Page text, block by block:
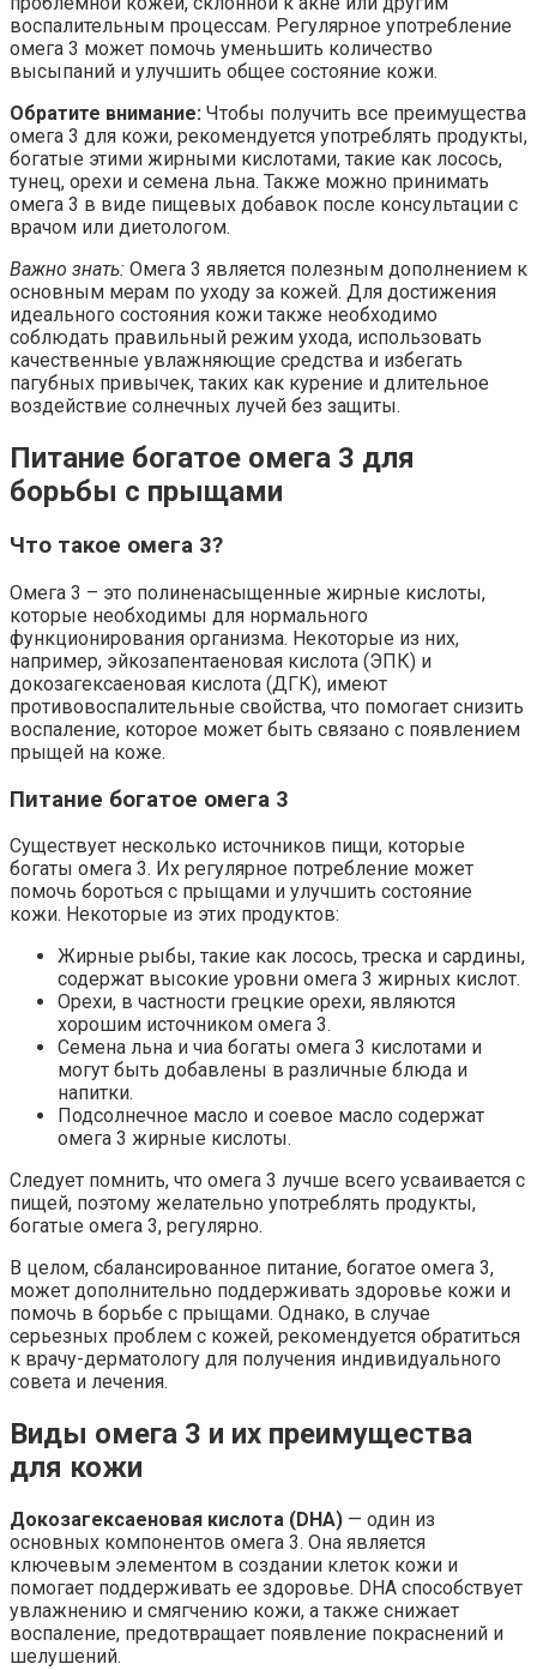
воспалительным процессам. Регулярное употребление
омега 3 может помочь уменьшить количество
высыпаний и улучшить общее состояние кожи.
Обратите внимание: Чтобы получить все преимущества
омега 3 для кожи, рекомендуется употреблять продукты,
богатые этими жирными кислотами, такие как лосось,
тунец, орехи и семена льна. Также можно принимать
омега 3 в виде пищевых добавок после консультации с
врачом или диетологом.
Важно знать: Омега 3 является полезным дополнением к
основным мерам по уходу за кожей. Для достижения
идеального состояния кожи также необходимо
соблюдать правильный режим ухода, использовать
качественные увлажняющие средства и избегать
пагубных привычек, таких как курение и длительное
воздействие солнечных лучей без защиты.
Питание богатое омега 3 для
борьбы с прыщами
Что такое омега 3?
Омега 3 – это полиненасыщенные жирные кислоты,
которые необходимы для нормального
функционирования организма. Некоторые из них,
например, эйкозапентаеновая кислота (ЭПК) и
докозагексаеновая кислота (ДГК), имеют
противовоспалительные свойства, что помогает снизить
воспаление, которое может быть связано с появлением
прыщей на коже.
Питание богатое омега 3
Существует несколько источников пищи, которые
богаты омега 3. Их регулярное потребление может
помочь бороться с прыщами и улучшить состояние
кожи. Некоторые из этих продуктов:
Жирные рыбы, такие как лосось, треска и сардины,
содержат высокие уровни омега 3 жирных кислот.
Орехи, в частности грецкие орехи, являются
хорошим источником омега 3.
Семена льна и чиа богаты омега 3 кислотами и
могут быть добавлены в различные блюда и
напитки.
Подсолнечное масло и соевое масло содержат
омега 3 жирные кислоты.
Следует помнить, что омега 3 лучше всего усваивается с
пищей, поэтому желательно употреблять продукты,
богатые омега 3, регулярно.
В целом, сбалансированное питание, богатое омега 3,
может дополнительно поддерживать здоровье кожи и
помочь в борьбе с прыщами. Однако, в случае
серьезных проблем с кожей, рекомендуется обратиться
к врачу-дерматологу для получения индивидуального
совета и лечения.
Виды омега 3 и их преимущества
для кожи
Докозагексаеновая кислота (DHA) — один из
основных компонентов омега 3. Она является
ключевым элементом в создании клеток кожи и
помогает поддерживать ее здоровье. DHA способствует
увлажнению и смягчению кожи, а также снижает
воспаление, предотвращает появление покраснений и
шелушений.